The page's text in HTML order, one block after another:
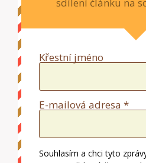
Křestní jméno
E-mailová adresa *
Souhlasím a chci tyto